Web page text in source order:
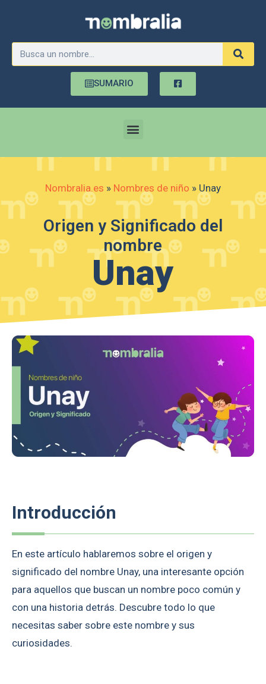
SUMARIO
Nombralia.es » Nombres de niño » Unay
Origen y Significado del
nombre
Unay
Introducción
En este artículo hablaremos sobre el origen y
significado del nombre Unay, una interesante opción
para aquellos que buscan un nombre poco común y
con una historia detrás. Descubre todo lo que
necesitas saber sobre este nombre y sus
curiosidades.